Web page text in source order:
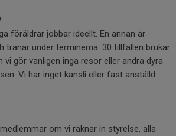
föräldrar jobbar ideellt. En annan är
tränar under terminerna. 30 tillfällen brukar
gör vanligen inga resor eller andra dyra
Vi har inget kansli eller fast anställd
om vi räknar in styrelse, alla